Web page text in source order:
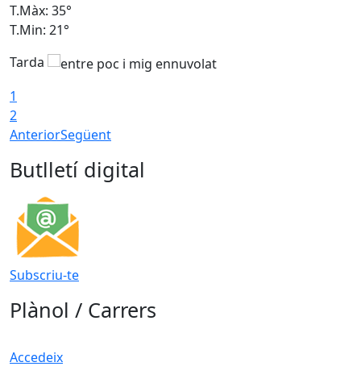
T.Màx: 35°
T.Min: 21°
Tarda
1
2
AnteriorSegüent
Butlletí digital
Subscriu-te
Plànol / Carrers
Accedeix